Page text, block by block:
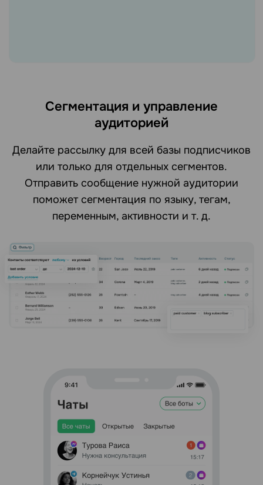
Сегментация и управление
аудиторией
Делайте рассылку для всей базы подписчиков
или только для отдельных сегментов.
Отправить сообщение нужной аудитории
поможет сегментация по языку, тегам,
переменным, активности и т. д.